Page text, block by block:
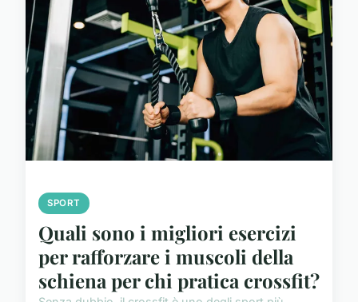
SPORT
Quali sono i migliori esercizi
per rafforzare i muscoli della
schiena per chi pratica crossfit?